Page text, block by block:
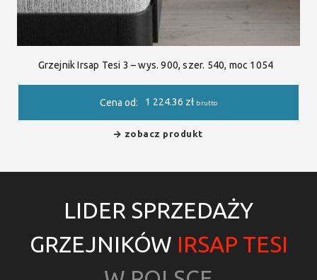
Grzejnik Irsap Tesi 3 – wys. 900, szer. 540, moc 1054
Cena od: 1 224.36 zł brutto
zobacz produkt
LIDER SPRZEDAŻY
GRZEJNIKÓW IRSAP TESI